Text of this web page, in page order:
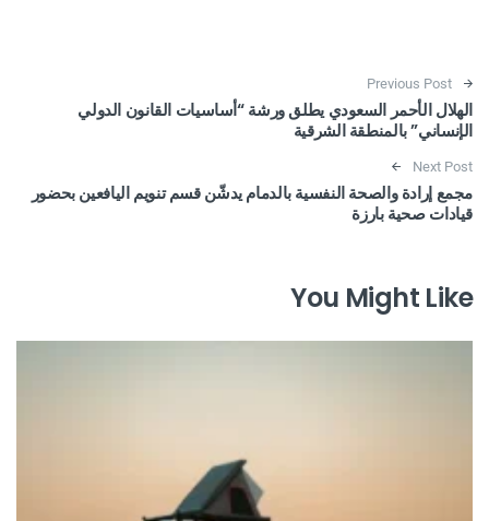
Post navigation
Previous Post
الهلال الأحمر السعودي يطلق ورشة “أساسيات القانون الدولي
الإنساني” بالمنطقة الشرقية
Next Post
مجمع إرادة والصحة النفسية بالدمام يدشّن قسم تنويم اليافعين بحضور
قيادات صحية بارزة
You Might Like